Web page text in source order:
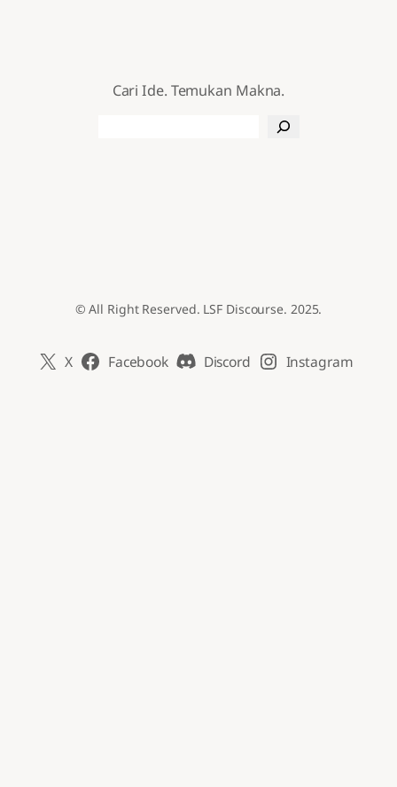
Cari Ide. Temukan Makna.
© All Right Reserved. LSF Discourse. 2025.
X Facebook Discord Instagram